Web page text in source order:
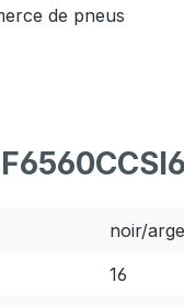
de pneus
noir/
16